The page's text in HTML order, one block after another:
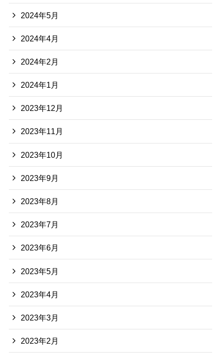
2024年5月
2024年4月
2024年2月
2024年1月
2023年12月
2023年11月
2023年10月
2023年9月
2023年8月
2023年7月
2023年6月
2023年5月
2023年4月
2023年3月
2023年2月